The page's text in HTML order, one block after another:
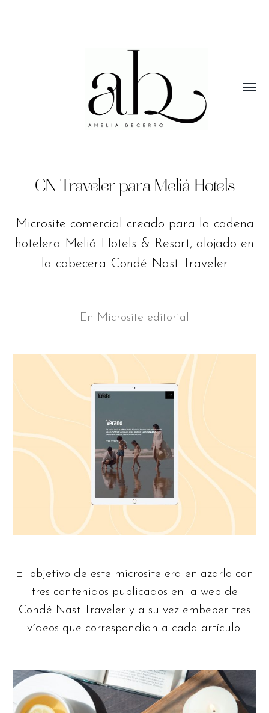
Visual
Designer
CN Traveler para Meliá Hotels
Microsite comercial creado para la cadena
hotelera Meliá Hotels & Resort, alojado en
la cabecera Condé Nast Traveler
En Microsite editorial
El objetivo de este microsite era enlazarlo con
tres contenidos publicados en la web de
Condé Nast Traveler y a su vez embeber tres
vídeos que correspondían a cada artículo.